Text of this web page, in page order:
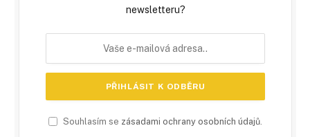
newsletteru?
Souhlasím se zásadami ochrany osobních údajů